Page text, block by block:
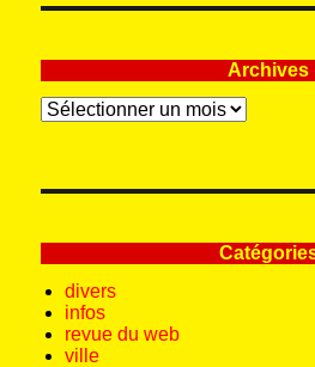
Archives
Archives
divers
infos
revue du web
ville